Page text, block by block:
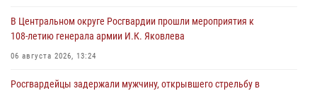
В Центральном округе Росгвардии прошли мероприятия к
108‑летию генерала армии И.К. Яковлева
06 августа 2026, 13:24
Росгвардейцы задержали мужчину, открывшего стрельбу в